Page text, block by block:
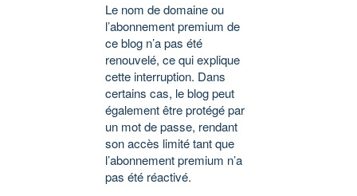
Le nom de domaine ou
l’abonnement premium de
ce blog n’a pas été
renouvelé, ce qui explique
cette interruption. Dans
certains cas, le blog peut
également être protégé par
un mot de passe, rendant
son accès limité tant que
l’abonnement premium n’a
pas été réactivé.